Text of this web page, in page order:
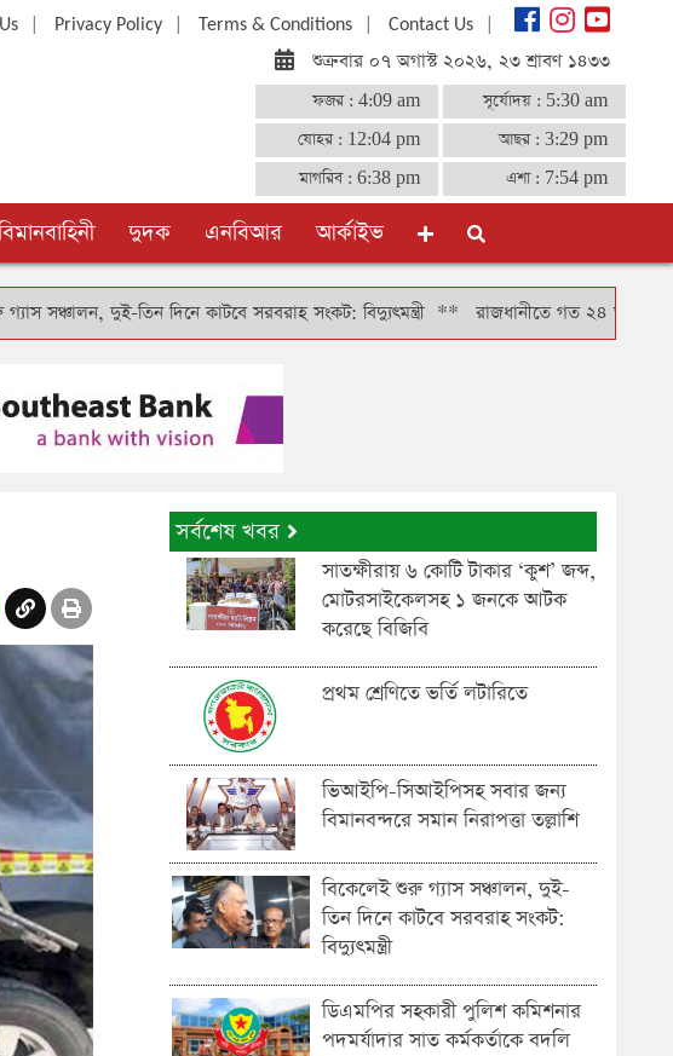
| Privacy Policy| Terms & Conditions| Contact Us|
শুক্রবার ০৭ অগাস্ট ২০২৬, ২৩ শ্রাবণ ১৪৩৩
ফজর : 4:09 am সূর্যোদয় : 5:30 am
যোহর : 12:04 pm আছর : 3:29 pm
মাগরিব : 6:38 pm এশা : 7:54 pm
দুদক এনবিআর আর্কাইভ
দুই-তিন দিনে কাটবে সরবরাহ সংকট: বিদ্যুৎমন্ত্রী**রাজধানীতে গত ২৪ ঘণ্টায় গ্রেফতার
সর্বশেষ খবর
সাতক্ষীরায় ৬ কোটি টাকার ‘কুশ’ জব্দ,
মোটরসাইকেলসহ ১ জনকে আটক
করেছে বিজিবি
প্রথম শ্রেণিতে ভর্তি লটারিতে
ভিআইপি-সিআইপিসহ সবার জন্য
বিমানবন্দরে সমান নিরাপত্তা তল্লাশি
বিকেলেই শুরু গ্যাস সঞ্চালন, দুই-
তিন দিনে কাটবে সরবরাহ সংকট:
বিদ্যুৎমন্ত্রী
ডিএমপির সহকারী পুলিশ কমিশনার
পদমর্যাদার সাত কর্মকর্তাকে বদলি